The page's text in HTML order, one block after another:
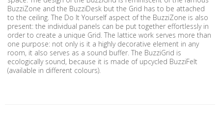
BuzziZone and the BuzziDesk but the Grid has to be attached
to the ceiling. The Do It Yourself aspect of the BuzziZone is also
present: the individual panels can be put together effortlessly in
order to create a unique Grid. The lattice work serves more than
one purpose: not only is it a highly decorative element in any
room, it also serves as a sound buffer. The BuzziGrid is
ecologically sound, because it is made of upcycled BuzziFelt
(available in different colours).